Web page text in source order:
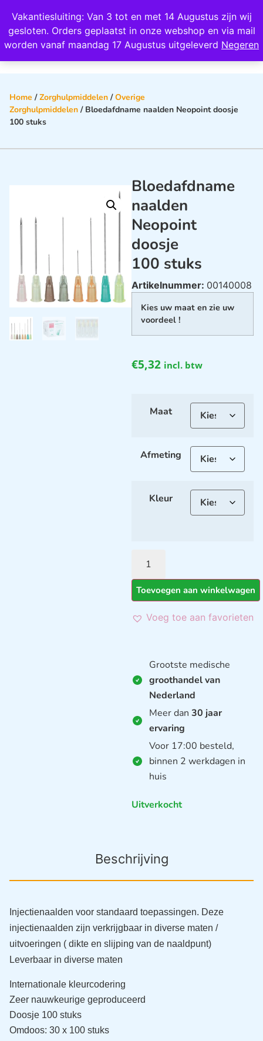
Vakantiesluiting: Van 3 tot en met 14 Augustus zijn wij
gesloten. Orders geplaatst in onze webshop en via mail
worden vanaf maandag 17 Augustus uitgeleverd Negeren
Wij scoren een 4,8 op Google
Home /Zorghulpmiddelen /Overige
Zorghulpmiddelen / Bloedafdname naalden Neopoint doosje
100 stuks
Bloedafdname
naalden
Neopoint
doosje
100 stuks
Artikelnummer: 00140008
Kies uw maat en zie uw
voordeel !
€5,32 incl. btw
Maat
Afmeting
Kleur
Toevoegen aan winkelwagen
Voeg toe aan favorieten
Grootste medische
groothandel van
Nederland
Meer dan 30 jaar
ervaring
Voor 17:00 besteld,
binnen 2 werkdagen in
huis
Uitverkocht
Beschrijving
Injectienaalden voor standaard toepassingen. Deze
injectienaalden zijn verkrijgbaar in diverse maten /
uitvoeringen ( dikte en slijping van de naaldpunt)
Leverbaar in diverse maten
Internationale kleurcodering
Zeer nauwkeurige geproduceerd
Doosje 100 stuks
Omdoos: 30 x 100 stuks